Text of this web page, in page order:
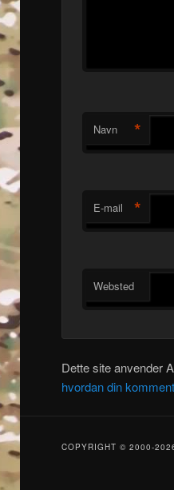
Navn *
E-mail *
Websted
Dette site anvender
hvordan din
COPYRIGHT © 2000-